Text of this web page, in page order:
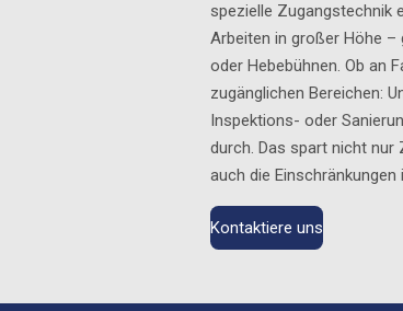
spezielle Zugangstechnik
Arbeiten in großer Höhe –
oder Hebebühnen. Ob an
zugänglichen Bereichen:
Inspektions- oder
durch. Das spart nicht nur
auch die
Kontaktiere uns